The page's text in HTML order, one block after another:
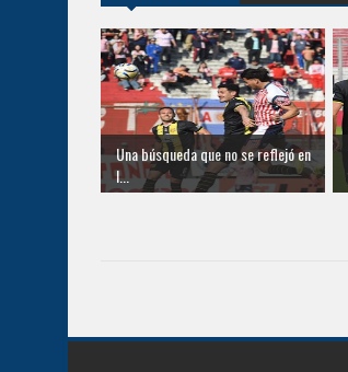
Una búsqueda que no se reflejó en
l...